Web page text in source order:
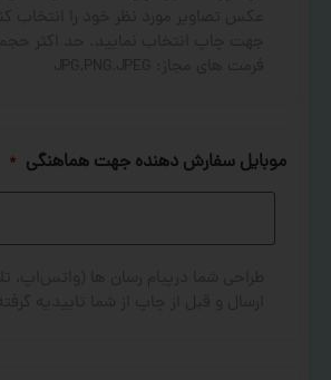
موبایل سفارش دهنده جهت هماهنگی *